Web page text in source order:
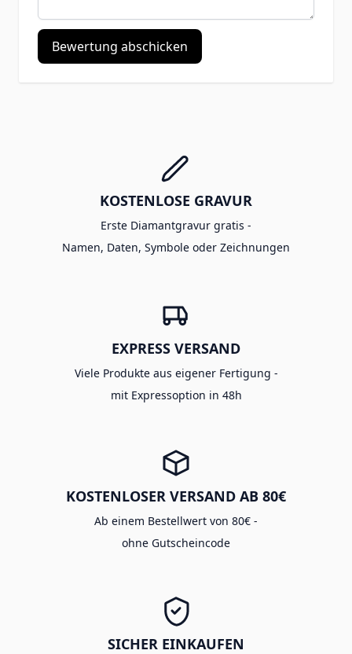
Bewertung abschicken
KOSTENLOSE GRAVUR
Erste Diamantgravur gratis -
Namen, Daten, Symbole oder Zeichnungen
EXPRESS VERSAND
Viele Produkte aus eigener Fertigung -
mit Expressoption in 48h
KOSTENLOSER VERSAND AB 80€
Ab einem Bestellwert von 80€ -
ohne Gutscheincode
SICHER EINKAUFEN